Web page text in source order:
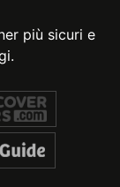
più sicuri e